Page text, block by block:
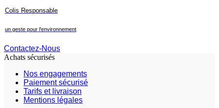
Colis Responsable
un geste pour l'environnement
Contactez-Nous
Achats sécurisés
Nos engagements
Paiement sécurisé
Tarifs et livraison
Mentions légales